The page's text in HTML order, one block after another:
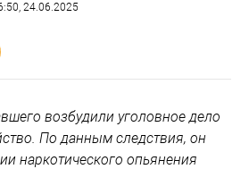
24.06.2025
возбудили уголовное дело
По данным следствия, он
наркотического опьянения